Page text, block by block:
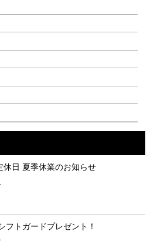
休日 夏季休業のお知らせ
フトガードプレゼント！